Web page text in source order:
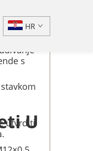
HR
U
s
utvrditi